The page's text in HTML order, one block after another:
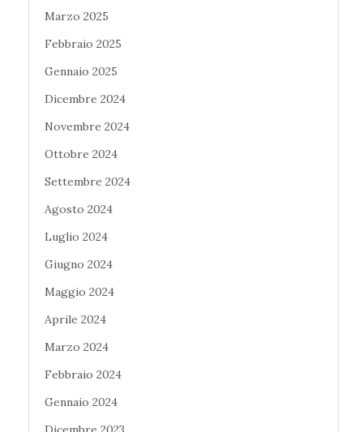
Marzo 2025
Febbraio 2025
Gennaio 2025
Dicembre 2024
Novembre 2024
Ottobre 2024
Settembre 2024
Agosto 2024
Luglio 2024
Giugno 2024
Maggio 2024
Aprile 2024
Marzo 2024
Febbraio 2024
Gennaio 2024